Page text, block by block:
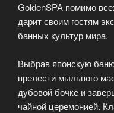
GoldenSPA помимо
дарит своим гостям
банных культур мира.
Выбрав японскую
прелести мыльного
дубовой бочке и
чайной церемонией.